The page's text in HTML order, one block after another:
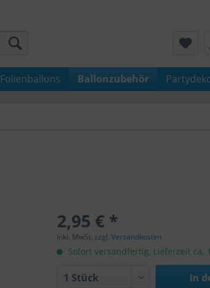
Folienballons Ballonzubehör
2,95 € *
inkl. MwSt.zzgl. Versandkosten
Sofort versandfertig, Lieferzeit ca.
In